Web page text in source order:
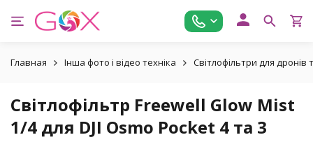
Главная Інша фото і відео техніка Світлофільтри для
Світлофільтр Freewell Glow Mist
1/4 для DJI Osmo Pocket 4 та 3